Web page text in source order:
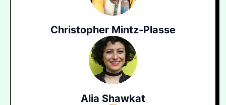
Christopher Mintz-Plasse
Alia Shawkat